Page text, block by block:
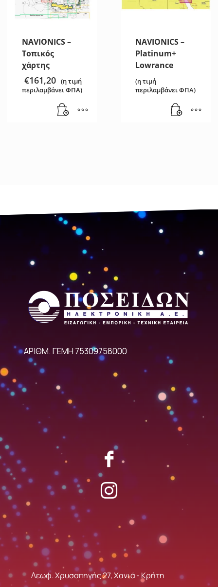
NAVIONICS –
Τοπικός
χάρτης
€161,20 (η τιμή
περιλαμβάνει ΦΠΑ)
NAVIONICS –
Platinum+
Lowrance
(η τιμή
περιλαμβάνει ΦΠΑ)
ΑΡΙΘΜ. ΓΕΜΗ 75309758000
Λεωφ. Χρυσοπηγής 27, Χανιά - Κρήτη